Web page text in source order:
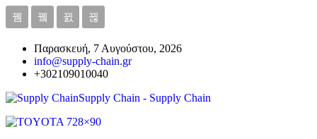
Παρασκευή, 7 Αυγούστου, 2026
info@supply-chain.gr
+302109010040
Supply Chain - Supply Chain